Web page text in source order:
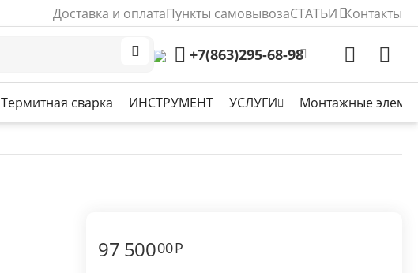
Доставка и оплатаПункты самовывозаСТАТЬИ Контакты
+7(863)295-68-98
Термитная сварка ИНСТРУМЕНТ УСЛУГИ Монтажные
97 50000Р